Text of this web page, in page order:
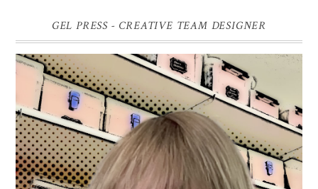
GEL PRESS - CREATIVE TEAM DESIGNER